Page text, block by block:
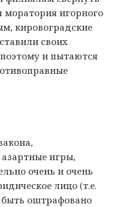
моратория игорного
кировоградские
своих
и пытаются
игры,
очень и очень
лицо (т.е.
оштрафовано